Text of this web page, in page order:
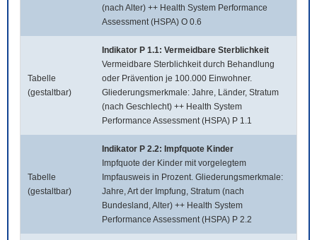
(nach Alter) ++ Health System Performance
Assessment (HSPA) O 0.6
Tabelle
(gestaltbar)
Indikator P 1.1: Vermeidbare Sterblichkeit
Vermeidbare Sterblichkeit durch Behandlung
oder Prävention je 100.000 Einwohner.
Gliederungsmerkmale: Jahre, Länder, Stratum
(nach Geschlecht) ++ Health System
Performance Assessment (HSPA) P 1.1
Tabelle
(gestaltbar)
Indikator P 2.2: Impfquote Kinder
Impfquote der Kinder mit vorgelegtem
Impfausweis in Prozent. Gliederungsmerkmale:
Jahre, Art der Impfung, Stratum (nach
Bundesland, Alter) ++ Health System
Performance Assessment (HSPA) P 2.2